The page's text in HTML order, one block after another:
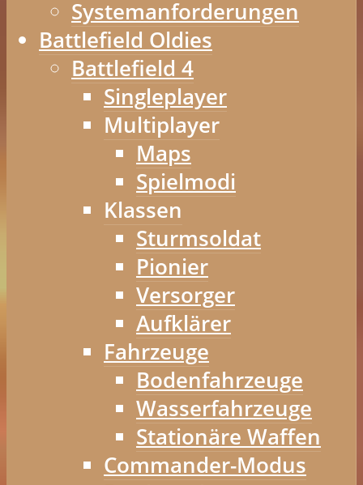
Systemanforderungen
Battlefield Oldies
Battlefield 4
Singleplayer
Multiplayer
Maps
Spielmodi
Klassen
Sturmsoldat
Pionier
Versorger
Aufklärer
Fahrzeuge
Bodenfahrzeuge
Wasserfahrzeuge
Stationäre Waffen
Commander-Modus